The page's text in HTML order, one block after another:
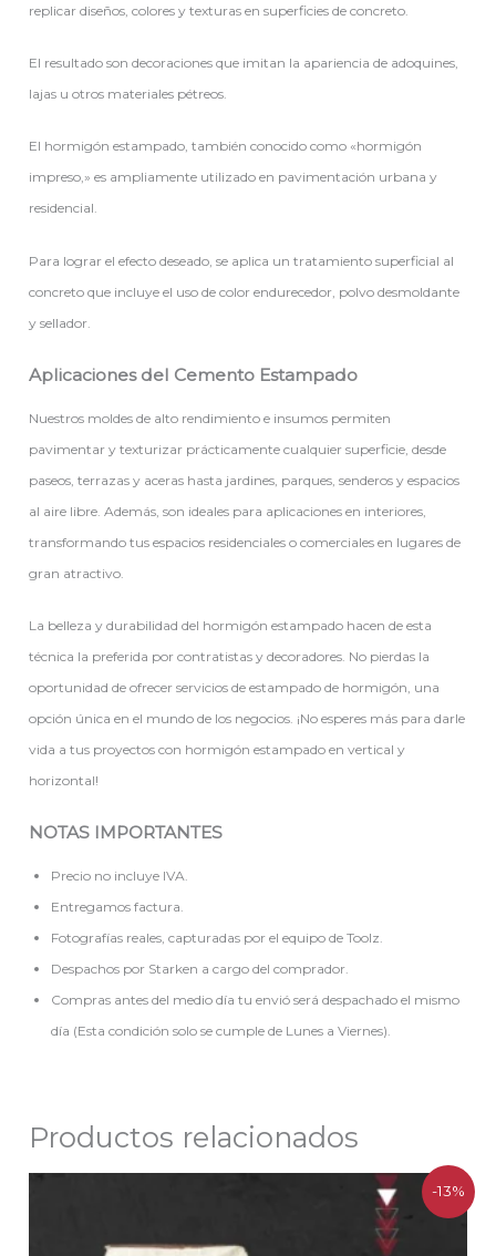
replicar diseños, colores y texturas en superficies de concreto.
El resultado son decoraciones que imitan la apariencia de adoquines,
lajas u otros materiales pétreos.
El hormigón estampado, también conocido como «hormigón
impreso,» es ampliamente utilizado en pavimentación urbana y
residencial.
Para lograr el efecto deseado, se aplica un tratamiento superficial al
concreto que incluye el uso de color endurecedor, polvo desmoldante
y sellador.
Aplicaciones del Cemento Estampado
Nuestros moldes de alto rendimiento e insumos permiten
pavimentar y texturizar prácticamente cualquier superficie, desde
paseos, terrazas y aceras hasta jardines, parques, senderos y espacios
al aire libre. Además, son ideales para aplicaciones en interiores,
transformando tus espacios residenciales o comerciales en lugares de
gran atractivo.
La belleza y durabilidad del hormigón estampado hacen de esta
técnica la preferida por contratistas y decoradores. No pierdas la
oportunidad de ofrecer servicios de estampado de hormigón, una
opción única en el mundo de los negocios. ¡No esperes más para darle
vida a tus proyectos con hormigón estampado en vertical y
horizontal!
NOTAS IMPORTANTES
Precio no incluye IVA.
Entregamos factura.
Fotografías reales, capturadas por el equipo de Toolz.
Despachos por Starken a cargo del comprador.
Compras antes del medio día tu envió será despachado el mismo
día (Esta condición solo se cumple de Lunes a Viernes).
Productos relacionados
-13%
era:
es: